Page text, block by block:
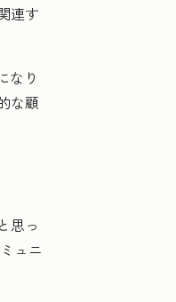
連す
なり
な顧
思っ
ュニ